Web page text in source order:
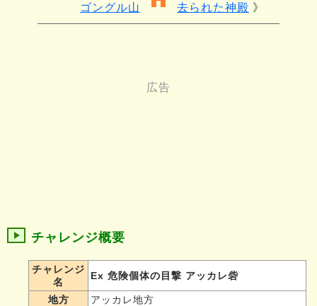
ゴングル山
去られた神殿
チャレンジ概要
チャレンジ
名
Ex 危険個体の目撃 アッカレ砦
地方
アッカレ地方